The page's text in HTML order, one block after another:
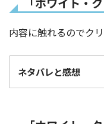
内容に触れるのでク
ネタバレと感想